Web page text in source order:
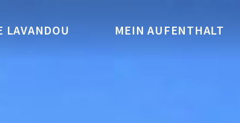
LAVANDOU MEIN AUFENTHALT